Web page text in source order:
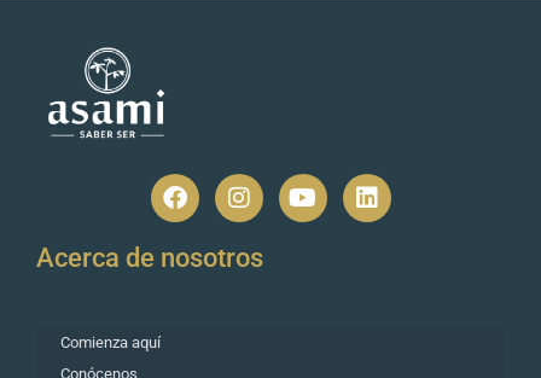
Acerca de nosotros
Comienza aquí
Conócenos